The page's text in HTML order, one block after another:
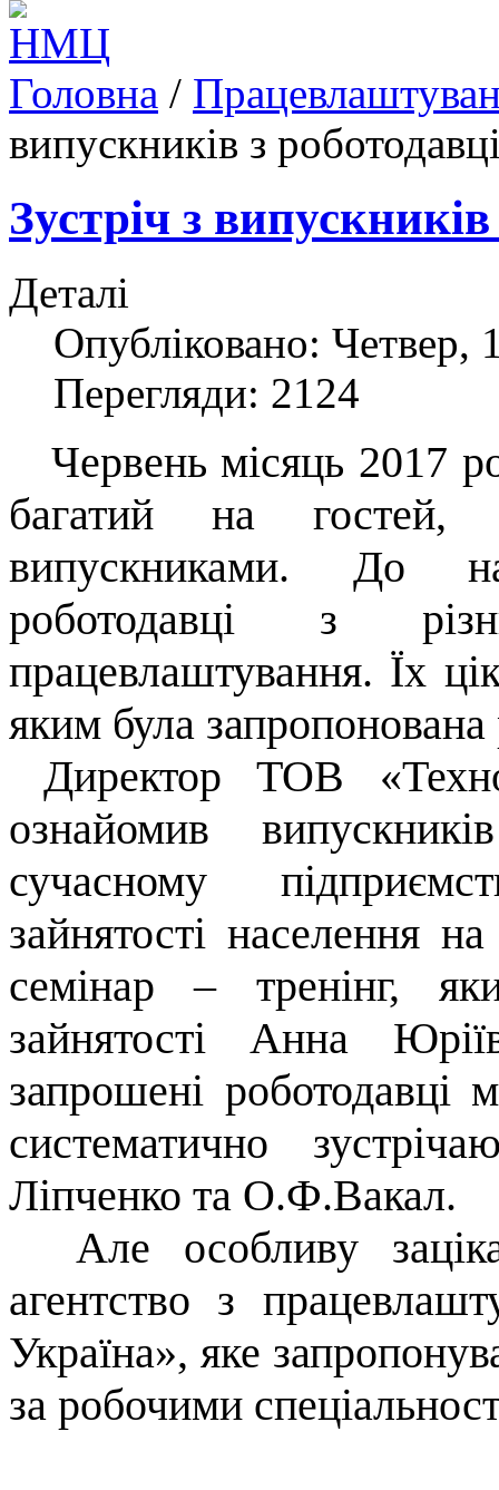
Головна /
випускників з
Зустріч з
Деталі
Опубліковано: Четвер,
Перегляди: 2124
Червень місяць 2017
багатий на гостей,
випускниками. До
роботодавці з
працевлаштування. Їх
яким була запропонована
Директор ТОВ
ознайомив
сучасному
зайнятості населення
семінар – тренінг,
зайнятості Анна
запрошені роботодавці
систематично
Ліпченко та О.Ф.Вакал.
Але особливу
агентство з
Україна», яке
за робочими